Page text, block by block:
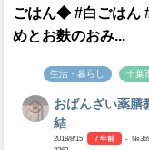
ごはん◆ #白ごはん
めとお麩のおみ...
生活・暮らし 千葉
おばんざい薬膳
結
2018/8/15 7 年前
-